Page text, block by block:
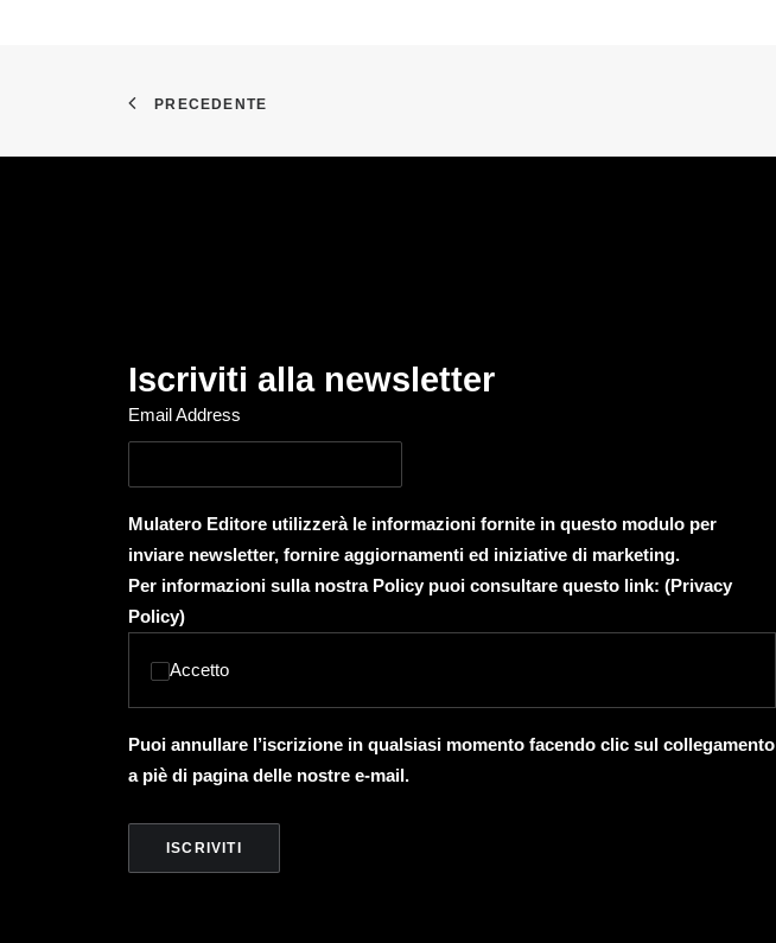
PRECEDENTE
Iscriviti alla newsletter
Email Address
Mulatero Editore utilizzerà le informazioni fornite in questo modulo per
inviare newsletter, fornire aggiornamenti ed iniziative di marketing.
Per informazioni sulla nostra Policy puoi consultare questo link: (Privacy
Policy)
Accetto
Puoi annullare l’iscrizione in qualsiasi momento facendo clic sul collegamento
a piè di pagina delle nostre e-mail.